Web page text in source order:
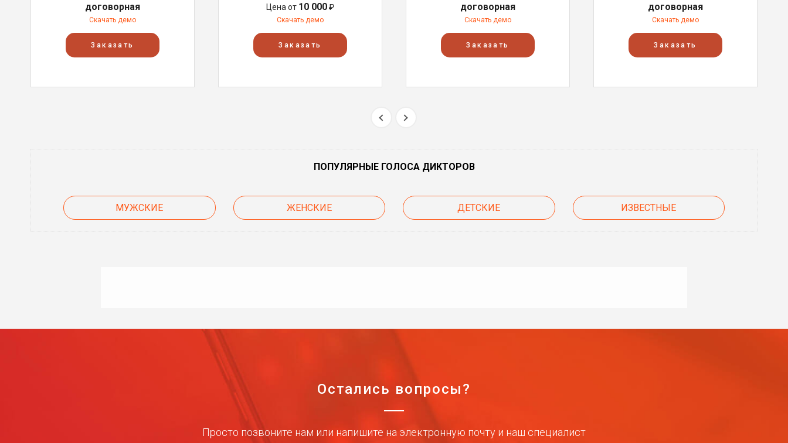
договорная
Скачать демо
Заказать
Цена от 10 000₽
Скачать демо
Заказать
договорная
Скачать демо
Заказать
договорная
Скачать демо
Заказать
ПОПУЛЯРНЫЕ ГОЛОСА ДИКТОРОВ
МУЖСКИЕ ЖЕНСКИЕ ДЕТСКИЕ ИЗВЕСТНЫЕ
Остались вопросы?
Просто позвоните нам или напишите на электронную почту и наш специалист